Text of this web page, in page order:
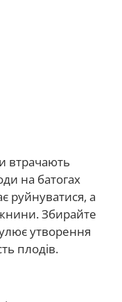
втрачають
на батогах
руйнуватися, а
Збирайте
утворення
плодів.